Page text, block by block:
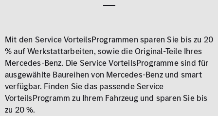
Mit den Service VorteilsProgrammen sparen Sie bis zu 20
% auf Werkstattarbeiten, sowie die Original-Teile Ihres
Mercedes-Benz. Die Service VorteilsProgramme sind für
ausgewählte Baureihen von Mercedes-Benz und smart
verfügbar. Finden Sie das passende Service
VorteilsProgramm zu Ihrem Fahrzeug und sparen Sie bis
zu 20 %.